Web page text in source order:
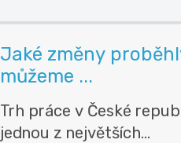
Jaké změny
můžeme ...
Trh práce v České
jednou z největších...